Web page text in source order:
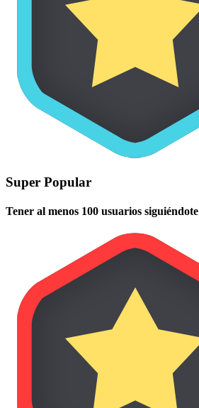
Super Popular
Tener al menos 100 usuarios siguiéndote